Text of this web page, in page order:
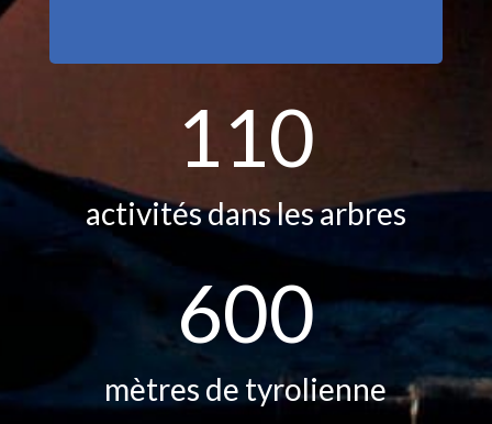
110
activités dans les arbres
600
mètres de tyrolienne